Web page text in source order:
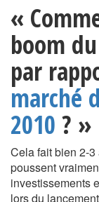
«
boom
par
marché
2010 ? »
Cela fait bien 2-
poussent
investissements
lors du